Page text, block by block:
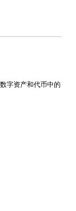
字资产和代币中的